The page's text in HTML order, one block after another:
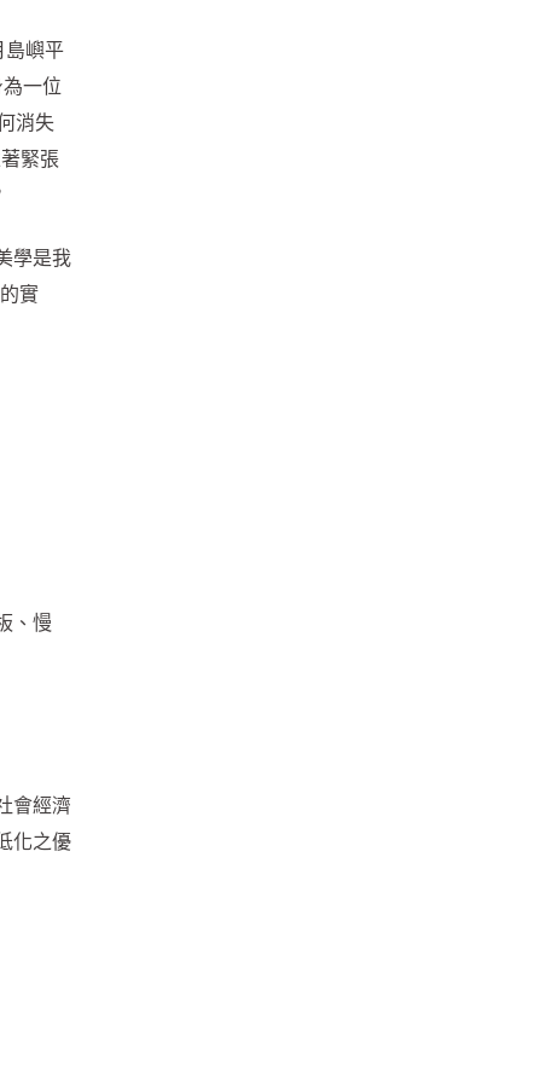
嶼平
一位
消失
緊張
學是我
實
、慢
會經濟
化之優